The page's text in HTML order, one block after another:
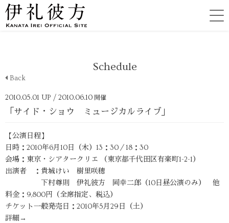
Schedule
Back
2010.05.01 UP / 2010.06.10 開催
「サイド・ショウ ミュージカルライブ」
【公演日程】
日時：2010年6月10日（木）13：30／18：30
会場：東京・シアタークリエ
（東京都千代田区有楽町1-2-1）
出演者 ：貴城けい 樹里咲穂
下村尊則 伊礼彼方 岡幸二郎（10日昼公演のみ） 他
料金：9,800円（全席指定、税込）
チケット一般発売日：2010年5月29日（土）
詳細→